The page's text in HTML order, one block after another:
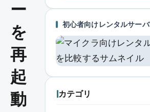
ー
を
再
起
動
初心者向けレンタルサー
カテゴリ